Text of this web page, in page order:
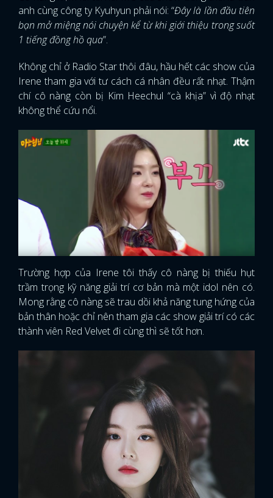
anh cùng công ty Kyuhyun phải nói: “Đây là lần đầu tiên
bạn mở miệng nói chuyện kể từ khi giới thiệu trong suốt
1 tiếng đồng hồ qua”.
Không chỉ ở Radio Star thôi đâu, hầu hết các show của
Irene tham gia với tư cách cá nhân đều rất nhạt. Thậm
chí cô nàng còn bị Kim Heechul “cà khịa” vì độ nhạt
không thể cứu nổi.
Trường hợp của Irene tôi thấy cô nàng bị thiếu hụt
trầm trọng kỹ năng giải trí cơ bản mà một idol nên có.
Mong rằng cô nàng sẽ trau dồi khả năng tung hứng của
bản thân hoặc chỉ nên tham gia các show giải trí có các
thành viên Red Velvet đi cùng thì sẽ tốt hơn.